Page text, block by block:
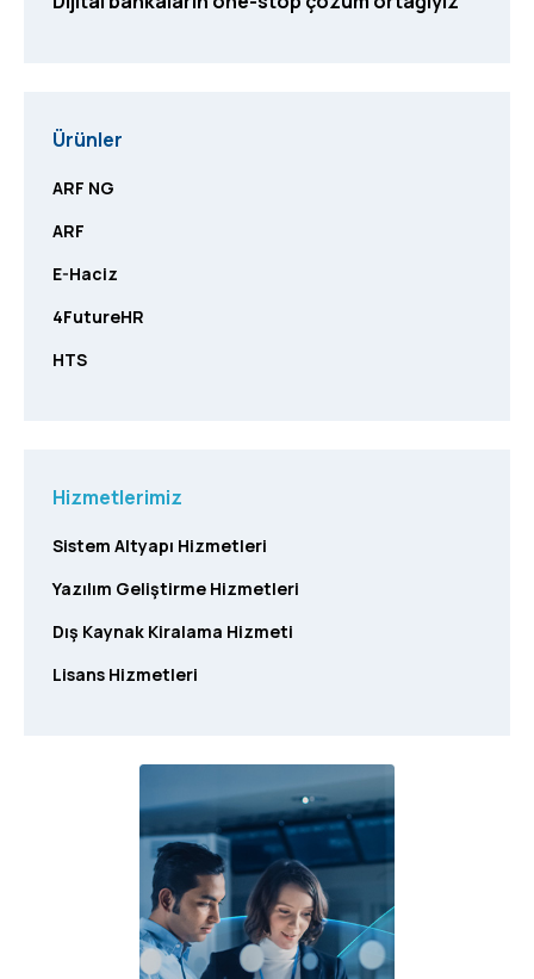
Ürünler
ARF NG
ARF
E-Haciz
4FutureHR
HTS
Hizmetlerimiz
Sistem Altyapı Hizmetleri
Yazılım Geliştirme Hizmetleri
Dış Kaynak Kiralama Hizmeti
Lisans Hizmetleri